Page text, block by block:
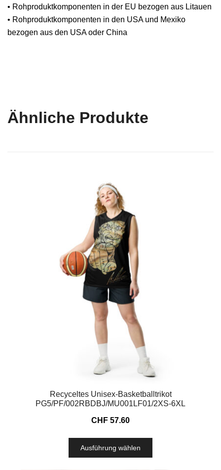
• Rohproduktkomponenten in der EU bezogen aus Litauen
• Rohproduktkomponenten in den USA und Mexiko
bezogen aus den USA oder China
Ähnliche Produkte
Recyceltes Unisex-Basketballtrikot
PG5/PF/002RBDBJ/MU001LF01/2XS-6XL
CHF 57.60
Ausführung wählen